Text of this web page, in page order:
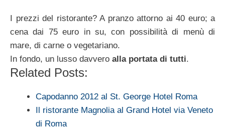
I prezzi del ristorante? A pranzo attorno ai 40 euro; a
cena dai 75 euro in su, con possibilità di menù di
mare, di carne o vegetariano.
In fondo, un lusso davvero alla portata di tutti.
Related Posts:
Capodanno 2012 al St. George Hotel Roma
Il ristorante Magnolia al Grand Hotel via Veneto
di Roma